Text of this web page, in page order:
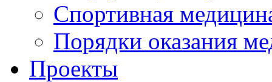
Спортивная
Порядки оказания
Проекты